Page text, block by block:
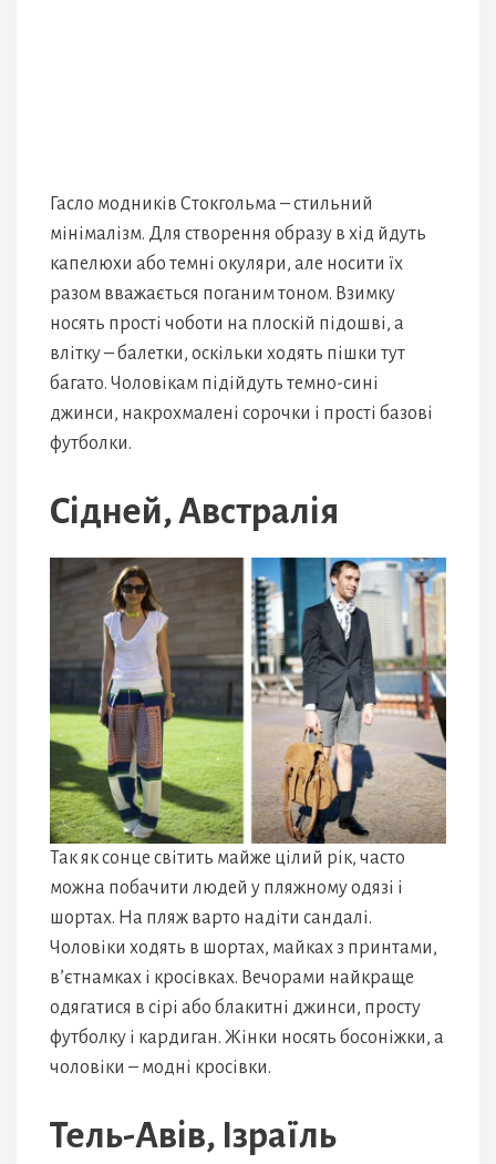
Гасло модників Стокгольма – стильний
мінімалізм. Для створення образу в хід йдуть
капелюхи або темні окуляри, але носити їх
разом вважається поганим тоном. Взимку
носять прості чоботи на плоскій підошві, а
влітку – балетки, оскільки ходять пішки тут
багато. Чоловікам підійдуть темно-сині
джинси, накрохмалені сорочки і прості базові
футболки.
Сідней, Австралія
Так як сонце світить майже цілий рік, часто
можна побачити людей у пляжному одязі і
шортах. На пляж варто надіти сандалі.
Чоловіки ходять в шортах, майках з принтами,
в’єтнамках і кросівках. Вечорами найкраще
одягатися в сірі або блакитні джинси, просту
футболку і кардиган. Жінки носять босоніжки, а
чоловіки – модні кросівки.
Тель-Авів, Ізраїль